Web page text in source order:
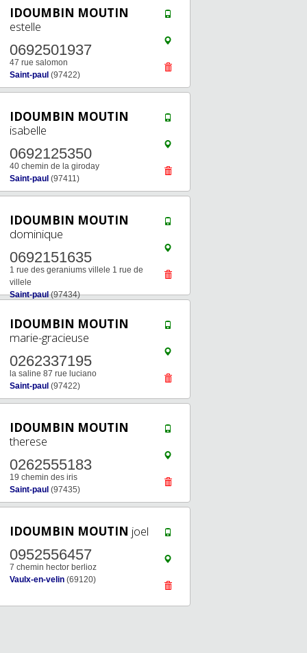
IDOUMBIN MOUTIN
estelle
0692501937
47 rue salomon
Saint-paul (97422)
IDOUMBIN MOUTIN
isabelle
0692125350
40 chemin de la giroday
Saint-paul (97411)
IDOUMBIN MOUTIN
dominique
0692151635
1 rue des geraniums villele 1 rue de
villele
Saint-paul(97434)
IDOUMBIN MOUTIN
marie-gracieuse
0262337195
la saline 87 rue luciano
Saint-paul (97422)
IDOUMBIN MOUTIN
therese
0262555183
19 chemin des iris
Saint-paul (97435)
IDOUMBIN MOUTIN joel
0952556457
7 chemin hector berlioz
Vaulx-en-velin (69120)